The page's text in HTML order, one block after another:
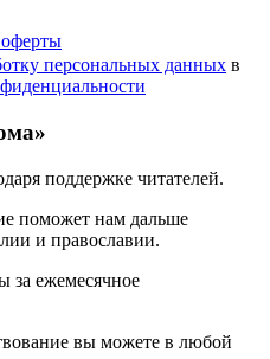
персональных данных в
поддержке читателей.
поможет нам дальше
и православии.
за ежемесячное
вы можете в любой